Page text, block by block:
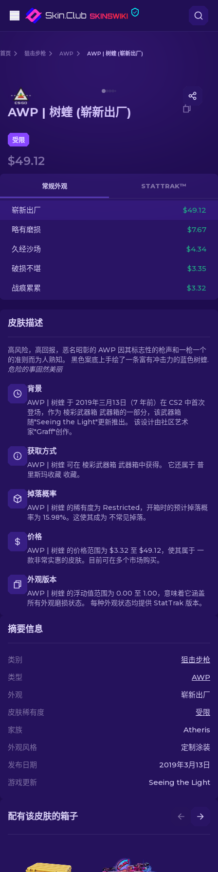
狙击步枪
手套
武器箱
其他
首页 狙击步枪 AWP AWP | 树蝰 (崭新出厂)
AWP | 树蝰 (崭新出厂)
受限
$49.12
常规外观 STATTRAK™
崭新出厂 $49.12
略有磨损 $7.67
久经沙场 $4.34
破损不堪 $3.35
战痕累累 $3.32
皮肤描述
高风险，高回报，恶名昭彰的 AWP 因其标志性的枪声和一枪一个
的准则而为人熟知。 黑色案底上手绘了一条富有冲击力的蓝色树蝰.
危险的事固然美丽
背景
AWP | 树蝰 于 2019年三月13日（7 年前）在 CS2 中首次
登场，作为 棱彩武器箱 武器箱的一部分，该武器箱
随"Seeing the Light"更新推出。 该设计由社区艺术
家"Graff"创作。
获取方式
AWP | 树蝰 可在 棱彩武器箱 武器箱中获得。 它还属于 普
里斯玛收藏 收藏。
掉落概率
AWP | 树蝰 的稀有度为 Restricted，开箱时的预计掉落概
率为 15.98%。这使其成为 不常见掉落。
价格
AWP | 树蝰 的价格范围为 $3.32 至 $49.12，使其属于 一
款非常实惠的皮肤。目前可在多个市场购买。
外观版本
AWP | 树蝰 的浮动值范围为 0.00 至 1.00，意味着它涵盖
所有外观磨损状态。 每种外观状态均提供 StatTrak 版本。
摘要信息
类别
狙击步枪
类型
AWP
外观
崭新出厂
皮肤稀有度
受限
家族
Atheris
外观风格
定制涂装
发布日期
2019年3月13日
游戏更新
Seeing the Light
配有该皮肤的箱子